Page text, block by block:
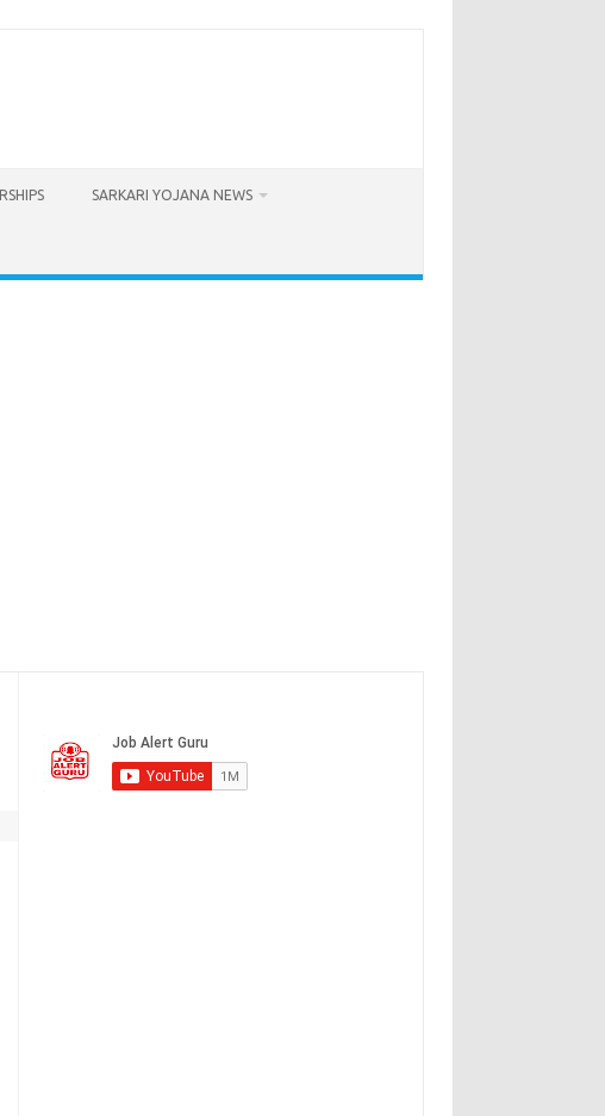
SARKARI YOJANA NEWS